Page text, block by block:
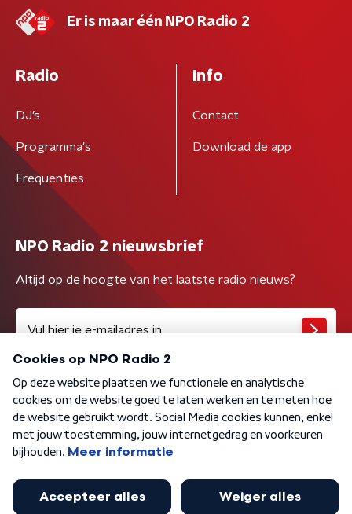
Er is maar één NPO Radio 2
Radio
DJ’s
Programma's
Frequenties
Info
Contact
Download de app
NPO Radio 2 nieuwsbrief
Altijd op de hoogte van het laatste radio nieuws?
Algemene voorwaarden